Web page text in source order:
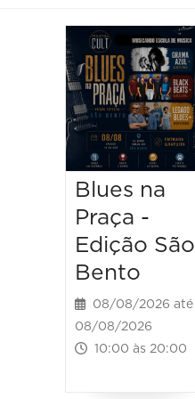
Blues na
Praça -
Edição São
Bento
08/08/2026 até
08/08/2026
10:00 às 20:00